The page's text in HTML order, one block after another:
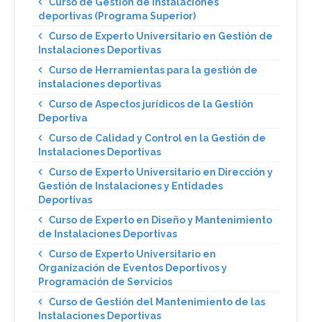
deportivas (Programa Superior)
Curso de Experto Universitario en Gestión de
Instalaciones Deportivas
Curso de Herramientas para la gestión de
instalaciones deportivas
Curso de Aspectos jurídicos de la Gestión
Deportiva
Curso de Calidad y Control en la Gestión de
Instalaciones Deportivas
Curso de Experto Universitario en Dirección y
Gestión de Instalaciones y Entidades
Deportivas
Curso de Experto en Diseño y Mantenimiento
de Instalaciones Deportivas
Curso de Experto Universitario en
Organización de Eventos Deportivos y
Programación de Servicios
Curso de Gestión del Mantenimiento de las
Instalaciones Deportivas